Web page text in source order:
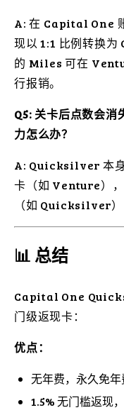
A: 在 Capital One
现以 1:1 比例转换
的 Miles 可在
行报销。
Q5: 关卡后点数会消
力怎么办？
A: Quicksilver 本身
卡（如 Venture）
（如 Quicksilver）
📊 总结
Capital One
门级返现卡：
优点：
无年费，永久免年
1.5% 无门槛返现